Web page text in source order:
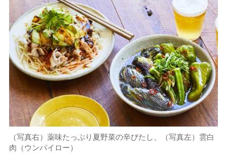
（写真右）薬味たっぷり夏野菜の辛びたし、（写真左）雲白
肉（ウンパイロー）